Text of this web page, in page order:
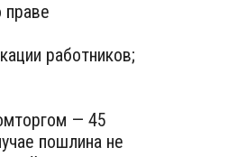
праве
работников;
— 45
пошлина не